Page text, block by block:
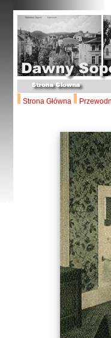
Strona Główna